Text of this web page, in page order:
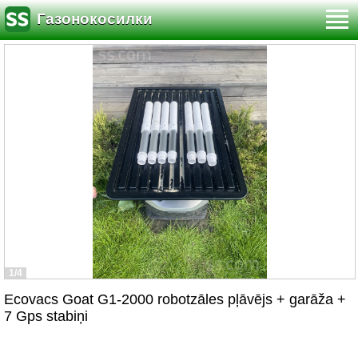
Газонокосилки
1/4
Ecovacs Goat G1-2000 robotzāles pļāvējs + garāža +
7 Gps stabiņi